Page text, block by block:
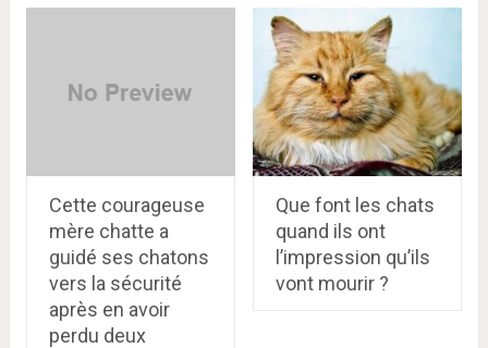
Cette courageuse
mère chatte a
guidé ses chatons
vers la sécurité
après en avoir
perdu deux
Que font les chats
quand ils ont
l’impression qu’ils
vont mourir ?